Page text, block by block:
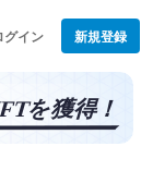
グイン 新規登録